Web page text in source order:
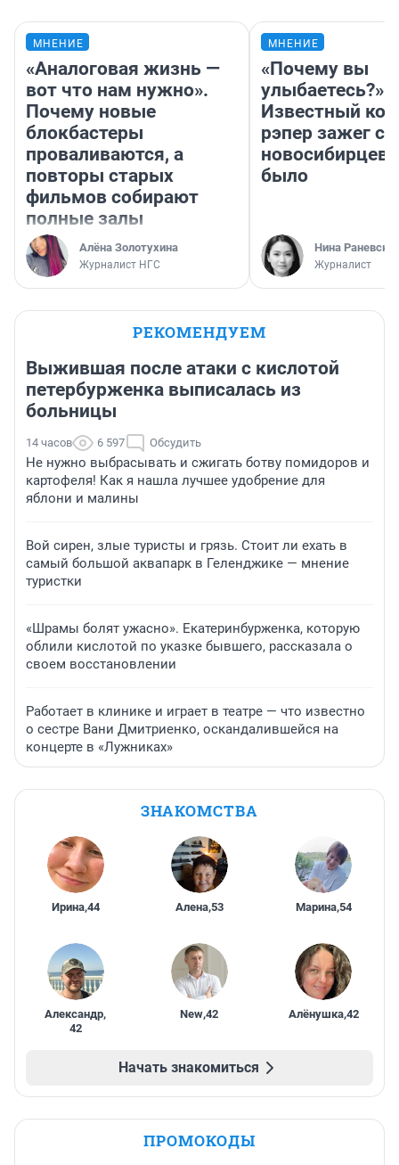
МНЕНИЕ
«Аналоговая жизнь —
вот что нам нужно».
Почему новые
блокбастеры
проваливаются, а
повторы старых
фильмов собирают
полные залы
Алёна Золотухина
Журналист НГС
МНЕНИЕ
«Почему вы
улыбаетесь?»
Известный
рэпер зажег с
новосибирцев:
было
Нина
Журналист
РЕКОМЕНДУЕМ
Выжившая после атаки с кислотой
петербурженка выписалась из
больницы
14 часов 6 597 Обсудить
Не нужно выбрасывать и сжигать ботву помидоров и
картофеля! Как я нашла лучшее удобрение для
яблони и малины
Вой сирен, злые туристы и грязь. Стоит ли ехать в
самый большой аквапарк в Геленджике — мнение
туристки
«Шрамы болят ужасно». Екатеринбурженка, которую
облили кислотой по указке бывшего, рассказала о
своем восстановлении
Работает в клинике и играет в театре — что известно
о сестре Вани Дмитриенко, оскандалившейся на
концерте в «Лужниках»
ЗНАКОМСТВА
Ирина,44 Алена,53 Марина,54
Александр,
42
New,42 Алёнушка,42
Начать знакомиться
ПРОМОКОДЫ